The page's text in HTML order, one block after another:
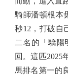
騎師潘頓根本
秒12，打破自
二名的「驕陽
回。這匹2025
馬排名第一的